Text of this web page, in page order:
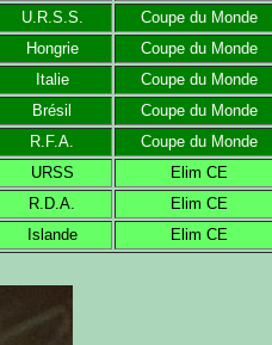
U.R.S.S.
Coupe du Monde
Hongrie
Coupe du Monde
Italie
Coupe du Monde
Brésil
Coupe du Monde
R.F.A.
Coupe du Monde
URSS
Elim CE
R.D.A.
Elim CE
Islande Elim CE